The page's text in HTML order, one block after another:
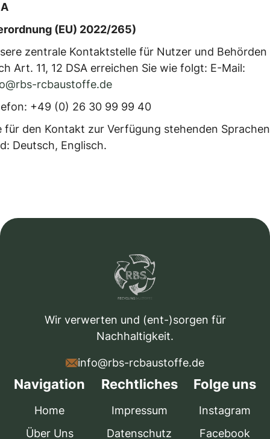
(EU) 2022/265)
zentrale Kontaktstelle für Nutzer und Behörden
Art. 11, 12 DSA erreichen Sie wie folgt: E-Mail:
rcbaustoffe.de
+49 (0) 26 30 99 99 40
für den Kontakt zur Verfügung stehenden Sprachen
Deutsch, Englisch.
Wir verwerten und (ent-)sorgen für
Nachhaltigkeit.
info@rbs-rcbaustoffe.de
Navigation
Home
Über Uns
Rechtliches
Impressum
Datenschutz
Folge uns
Instagram
Facebook